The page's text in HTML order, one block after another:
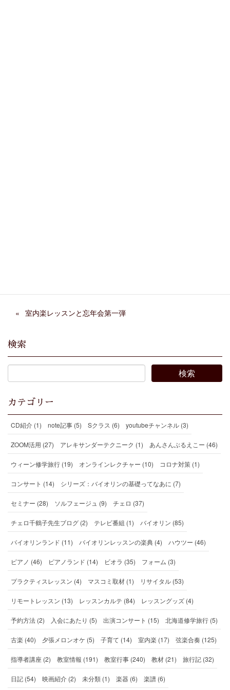
室内楽レッスンと忘年会第一弾
検索
カテゴリー
CD紹介 (1) note記事 (5) Sクラス (6) youtubeチャンネル (3)
ZOOM活用 (27) アレキサンダーテクニーク (1) あんさんぶるえこー (46)
ウィーン修学旅行 (19) オンラインレクチャー (10) コロナ対策 (1)
コンサート (14) シリーズ：バイオリンの基礎ってなあに (7)
セミナー (28) ソルフェージュ (9) チェロ (37)
チェロ千鶴子先生ブログ (2) テレビ番組 (1) バイオリン (85)
バイオリンランド (11) バイオリンレッスンの楽典 (4) ハウツー (46)
ピアノ (46) ピアノランド (14) ビオラ (35) フォーム (3)
プラクティスレッスン (4) マスコミ取材 (1) リサイタル (53)
リモートレッスン (13) レッスンカルテ (84) レッスングッズ (4)
予約方法 (2) 入会にあたり (5) 出演コンサート (15) 北海道修学旅行 (5)
古楽 (40) 夕張メロンオケ (5) 子育て (14) 室内楽 (17) 弦楽合奏 (125)
指導者講座 (2) 教室情報 (191) 教室行事 (240) 教材 (21) 旅行記 (32)
日記 (54) 映画紹介 (2) 未分類 (1) 楽器 (6) 楽譜 (6)